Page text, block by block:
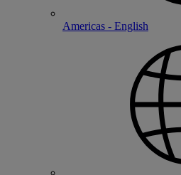
Americas - English